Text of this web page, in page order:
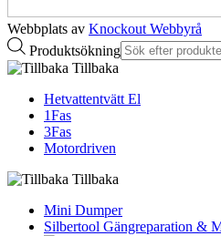
Webbplats av Knockout Webbyrå
Produktsökning
Tillbaka
Hetvattentvätt El
1Fas
3Fas
Motordriven
Tillbaka
Mini Dumper
Silbertool Gängreparation &